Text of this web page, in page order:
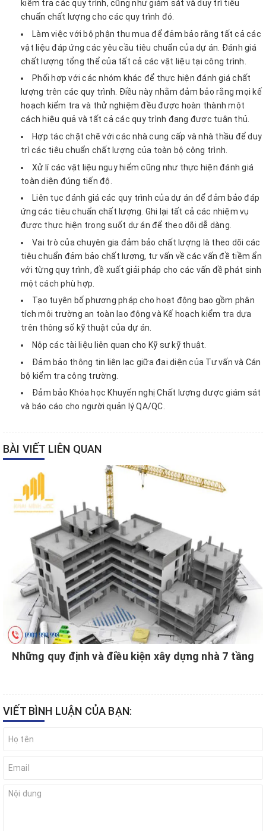
kiểm tra các quy trình, cũng như giám sát và duy trì tiêu
chuẩn chất lượng cho các quy trình đó.
Làm việc với bộ phận thu mua để đảm bảo rằng tất cả các
vật liệu đáp ứng các yêu cầu tiêu chuẩn của dự án. Đánh giá
chất lượng tổng thể của tất cả các vật liệu tại công trình.
Phối hợp với các nhóm khác để thực hiện đánh giá chất
lượng trên các quy trình. Điều này nhằm đảm bảo rằng mọi kế
hoạch kiểm tra và thử nghiệm đều được hoàn thành một
cách hiệu quả và tất cả các quy trình đang được tuân thủ.
Hợp tác chặt chẽ với các nhà cung cấp và nhà thầu để duy
trì các tiêu chuẩn chất lượng của toàn bộ công trình.
Xử lí các vật liệu nguy hiểm cũng như thực hiện đánh giá
toàn diện đúng tiến độ.
Liên tục đánh giá các quy trình của dự án để đảm bảo đáp
ứng các tiêu chuẩn chất lượng. Ghi lại tất cả các nhiệm vụ
được thực hiện trong suốt dự án để theo dõi dễ dàng.
Vai trò của chuyên gia đảm bảo chất lượng là theo dõi các
tiêu chuẩn đảm bảo chất lượng, tư vấn về các vấn đề tiềm ẩn
với từng quy trình, đề xuất giải pháp cho các vấn đề phát sinh
một cách phù hợp.
Tạo tuyên bố phương pháp cho hoạt động bao gồm phân
tích môi trường an toàn lao động và Kế hoạch kiểm tra dựa
trên thông số kỹ thuật của dự án.
Nộp các tài liệu liên quan cho Kỹ sư kỹ thuật.
Đảm bảo thông tin liên lạc giữa đại diện của Tư vấn và Cán
bộ kiểm tra công trường.
Đảm bảo Khóa học Khuyến nghị Chất lượng được giám sát
và báo cáo cho người quản lý QA/QC.
BÀI VIẾT LIÊN QUAN
Những quy định và điều kiện xây dựng nhà 7 tầng
VIẾT BÌNH LUẬN CỦA BẠN: